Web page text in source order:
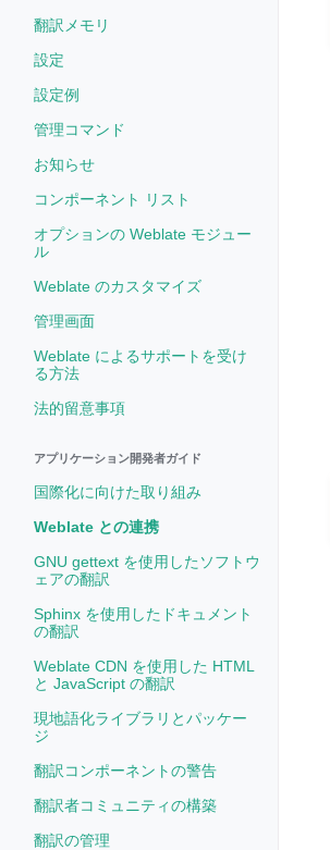
翻訳メモリ
設定
設定例
管理コマンド
お知らせ
コンポーネント リスト
オプションの Weblate モジュー
ル
Weblate のカスタマイズ
管理画面
Weblate によるサポートを受け
る方法
法的留意事項
アプリケーション開発者ガイド
国際化に向けた取り組み
Weblate との連携
GNU gettext を使用したソフトウ
ェアの翻訳
Sphinx を使用したドキュメント
の翻訳
Weblate CDN を使用した HTML
と JavaScript の翻訳
現地語化ライブラリとパッケー
ジ
翻訳コンポーネントの警告
翻訳者コミュニティの構築
翻訳の管理